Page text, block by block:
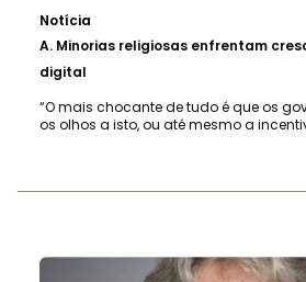
Notícia
A. Minorias religiosas enfrentam
digital
“O mais chocante de tudo é que os
os olhos a isto, ou até mesmo a